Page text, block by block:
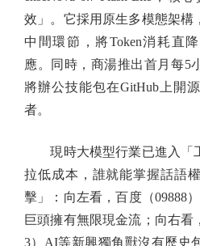
效」。它採用原生多模態架構
中間環節，將Token消耗直
應。同時，商湯推出首月每5
將辦公技能包在GitHub上開
者。
現時大模型行業已進入「
拉低成本，誰就能掌握話語
擊」：向左看，百度（09888
巨頭擁有無限現金流；向右看
3）AI等新興獨角獸沒有歷史